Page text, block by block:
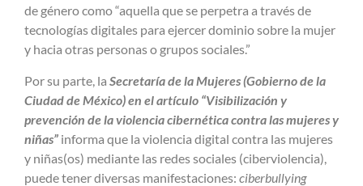
de género como “aquella que se perpetra a través de
tecnologías digitales para ejercer dominio sobre la mujer
y hacia otras personas o grupos sociales.”
Por su parte, la Secretaría de la Mujeres (Gobierno de la
Ciudad de México) en el artículo “Visibilización y
prevención de la violencia cibernética contra las mujeres y
niñas” informa que la violencia digital contra las mujeres
y niñas(os) mediante las redes sociales (ciberviolencia),
puede tener diversas manifestaciones: ciberbullying